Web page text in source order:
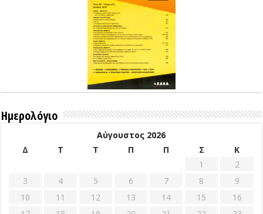
Ημερολόγιο
Αύγουστος 2026
Δ
Τ Τ Π Π Σ
Κ
1
2
3
4 5 6 7 8
9
10
11 12 13 14 15
16